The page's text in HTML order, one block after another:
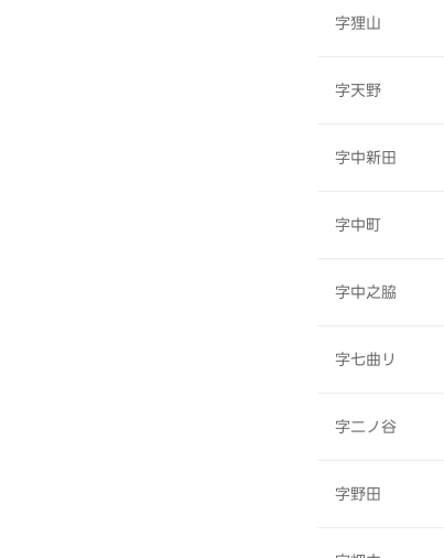
字狸山
字天野
字中新田
字中町
字中之脇
字七曲リ
字二ノ谷
字野田